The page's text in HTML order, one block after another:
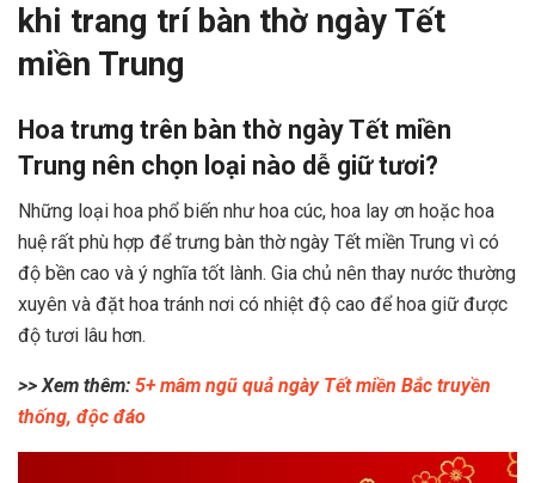
khi trang trí bàn thờ ngày Tết
miền Trung
Hoa trưng trên bàn thờ ngày Tết miền
Trung nên chọn loại nào dễ giữ tươi?
Những loại hoa phổ biến như hoa cúc, hoa lay ơn hoặc hoa
huệ rất phù hợp để trưng bàn thờ ngày Tết miền Trung vì có
độ bền cao và ý nghĩa tốt lành. Gia chủ nên thay nước thường
xuyên và đặt hoa tránh nơi có nhiệt độ cao để hoa giữ được
độ tươi lâu hơn.
>> Xem thêm: 5+ mâm ngũ quả ngày Tết miền Bắc truyền
thống, độc đáo